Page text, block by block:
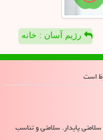
رژیم آسان : خانه
پایدار. سلامتی و تناسب